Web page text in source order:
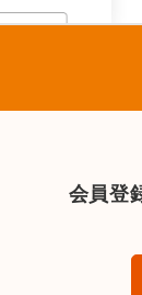
会員登